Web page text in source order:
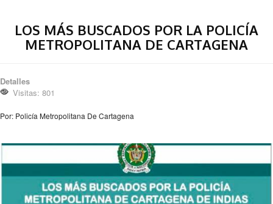
LOS MÁS BUSCADOS POR LA POLICÍA
METROPOLITANA DE CARTAGENA
Detalles
Visitas: 801
Por: Policía Metropolitana De Cartagena